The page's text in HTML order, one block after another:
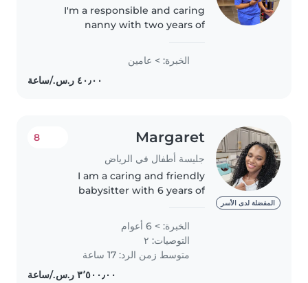
I'm a responsible and caring
nanny with two years of
supporting school-age children
with reading, language, and fun
activities. I offer homework
الخبرة: > عامين
المفضلة لدى الأسر
Margaret
جليسة أطفال في الرياض
8
I am a caring and friendly
babysitter with 6 years of
preschoolers, and
gradeschoolers. I have a calm
demeanor and enjoy engaging
children through fun..
الخبرة: > 6 أعوام
التوصيات: ٢
متوسط زمن الرد: 17 ساعة